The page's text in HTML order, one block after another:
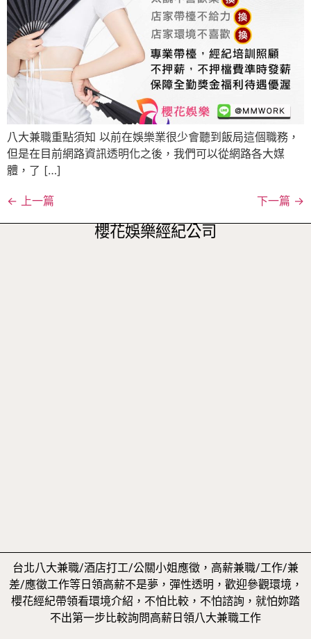
八大兼職重點須知 以前在娛樂業很少會聽到飯局這個職務，
但是在目前網路資訊透明化之後，我們可以從網路各大媒
體，了 […]
← 上一篇 下一篇 →
櫻花娛樂經紀公司
台北八大兼職/酒店打工/公關小姐應徵，高薪兼職/工作/兼
差/應徵工作等日領高薪不是夢，彈性透明，歡迎參觀環境，
櫻花經紀帶領看環境介紹，不怕比較，不怕諮詢，就怕妳踏
不出第一步比較詢問高薪日領八大兼職工作